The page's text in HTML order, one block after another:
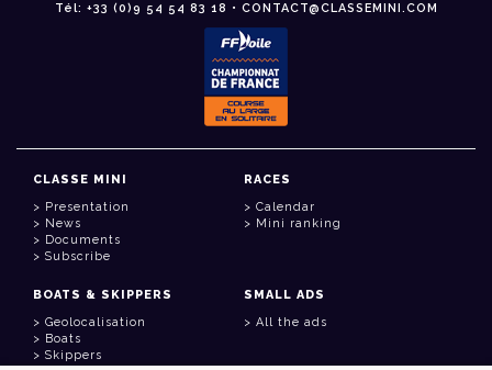
Tél: +33 (0)9 54 54 83 18 • CONTACT@CLASSEMINI.COM
CLASSE MINI
Presentation
News
Documents
Subscribe
RACES
Calendar
Mini ranking
BOATS & SKIPPERS
Geolocalisation
Boats
Skippers
SMALL ADS
All the ads